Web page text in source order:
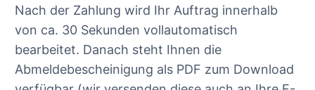
Nach der Zahlung wird Ihr Auftrag innerhalb
von ca. 30 Sekunden vollautomatisch
bearbeitet. Danach steht Ihnen die
Abmeldebescheinigung als PDF zum Download